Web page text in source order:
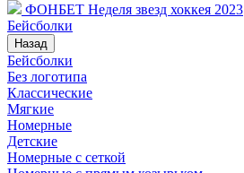
ФОНБЕТ Неделя звезд хоккея 2023
Бейсболки
Назад
Бейсболки
Без логотипа
Классические
Мягкие
Номерные
Детские
Номерные с сеткой